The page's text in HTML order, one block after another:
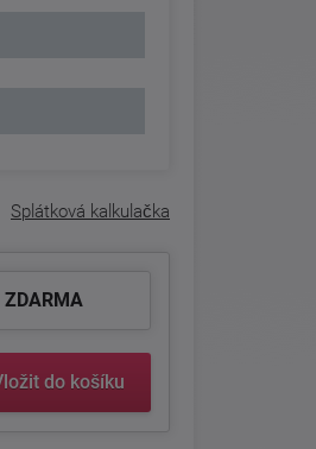
Splátková kalkulačka
ZDARMA
do košíku